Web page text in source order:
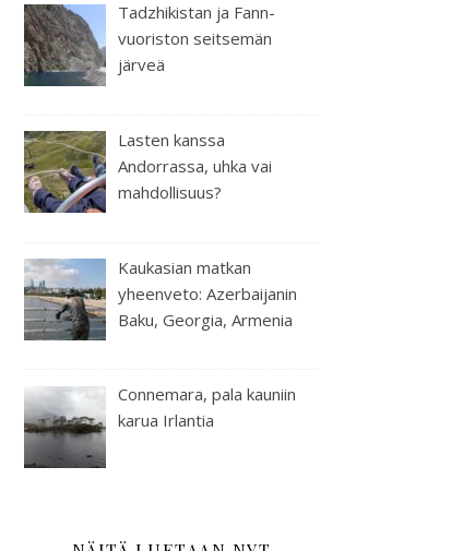
Tadzhikistan ja Fann-
vuoriston seitsemän
järveä
Lasten kanssa
Andorrassa, uhka vai
mahdollisuus?
Kaukasian matkan
yheenveto: Azerbaijanin
Baku, Georgia, Armenia
Connemara, pala kauniin
karua Irlantia